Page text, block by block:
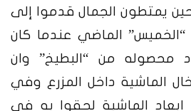
يمتطون الجمال قدموا إلى
“الخميس” الماضي عندما كان
محصوله من “البطيخ” وان
الماشية داخل المزرع وفي
ابعاد الماشية لحقوا به في